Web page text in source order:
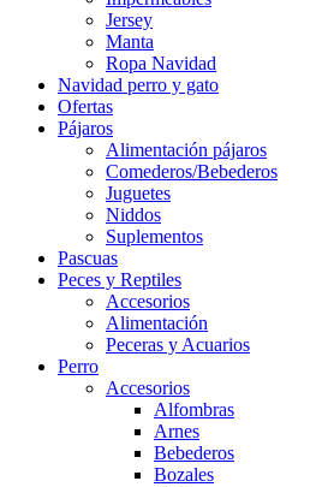
Jersey
Manta
Ropa Navidad
Navidad perro y gato
Ofertas
Pájaros
Alimentación pájaros
Comederos/Bebederos
Juguetes
Niddos
Suplementos
Pascuas
Peces y Reptiles
Accesorios
Alimentación
Peceras y Acuarios
Perro
Accesorios
Alfombras
Arnes
Bebederos
Bozales